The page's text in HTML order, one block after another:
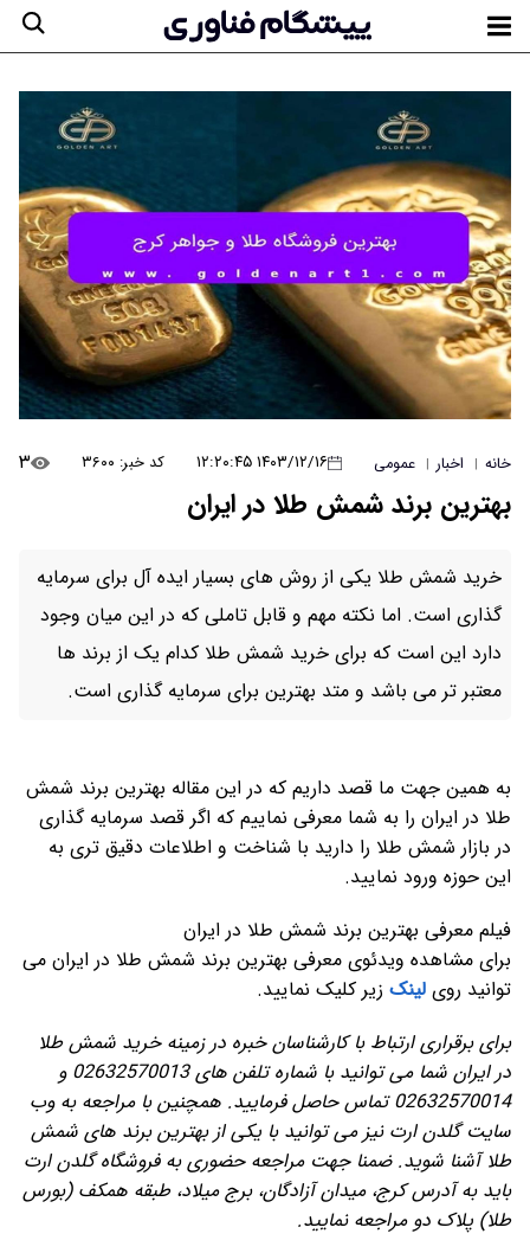
خانه | اخبار | عمومی ۱۴۰۳/۱۲/۱۶ ۱۲:۲۰:۴۵ کد خبر: ۳۶۰۰ ۳
بهترین برند شمش طلا در ایران
خرید شمش طلا یکی از روش های بسیار ایده آل برای سرمایه
گذاری است. اما نکته مهم و قابل تاملی که در این میان وجود
دارد این است که برای خرید شمش طلا کدام یک از برند ها
معتبر تر می باشد و متد بهترین برای سرمایه گذاری است.
به همین جهت ما قصد داریم که در این مقاله بهترین برند شمش
طلا در ایران را به شما معرفی نماییم که اگر قصد سرمایه گذاری
در بازار شمش طلا را دارید با شناخت و اطلاعات دقیق تری به
این حوزه ورود نمایید.
فیلم معرفی بهترین برند شمش طلا در ایران
برای مشاهده ویدئوی معرفی بهترین برند شمش طلا در ایران می
توانید روی لینک زیر کلیک نمایید.
برای برقراری ارتباط با کارشناسان خبره در زمینه خرید شمش طلا
در ایران شما می توانید با شماره تلفن های 02632570013 و
02632570014 تماس حاصل فرمایید. همچنین با مراجعه به وب
سایت گلدن ارت نیز می توانید با یکی از بهترین برند های شمش
طلا آشنا شوید. ضمنا جهت مراجعه حضوری به فروشگاه گلدن ارت
باید به آدرس کرج، میدان آزادگان، برج میلاد، طبقه همکف (بورس
طلا) پلاک دو مراجعه نمایید.